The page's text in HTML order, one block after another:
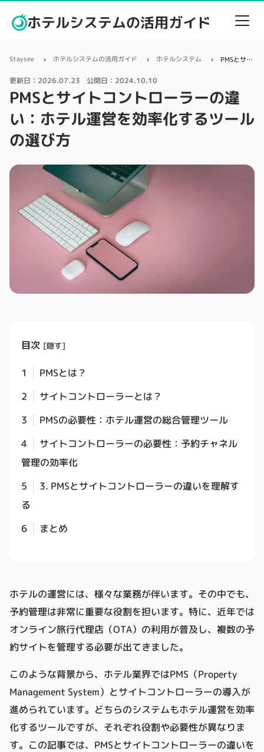
ホテルシステムの活用ガイド
Staysee ホテルシステムの活用ガイド ホテルシステム PMSとサイトコントローラーの違い：ホテル運営を効率化するツールの選び方
更新日： 2026.07.23 公開日： 2024.10.10
PMSとサイトコントローラーの違
い：ホテル運営を効率化するツール
の選び方
目次 [隠す]
1
PMSとは？
2
サイトコントローラーとは？
3
PMSの必要性：ホテル運営の総合管理ツール
4
サイトコントローラーの必要性：予約チャネル
管理の効率化
5
3. PMSとサイトコントローラーの違いを理解す
る
6
まとめ
ホテルの運営には、様々な業務が伴います。その中でも、
予約管理は非常に重要な役割を担います。特に、近年では
オンライン旅行代理店（OTA）の利用が普及し、複数の予
約サイトを管理する必要が出てきました。
このような背景から、ホテル業界ではPMS（Property
Management System）とサイトコントローラーの導入が
進められています。どちらのシステムもホテル運営を効率
化するツールですが、それぞれ役割や必要性が異なりま
す。この記事では、PMSとサイトコントローラーの違いを